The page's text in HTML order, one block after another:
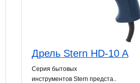
Дрель Stern HD-10 A
Серия бытовых
инструментов Stern предста..